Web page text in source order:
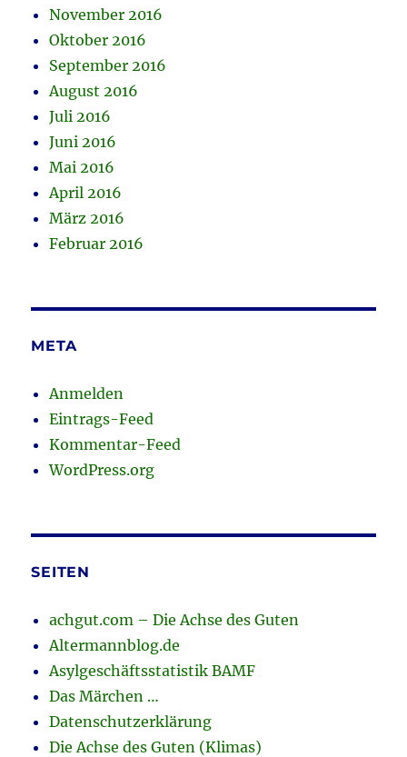
November 2016
Oktober 2016
September 2016
August 2016
Juli 2016
Juni 2016
Mai 2016
April 2016
März 2016
Februar 2016
META
Anmelden
Eintrags-Feed
Kommentar-Feed
WordPress.org
SEITEN
achgut.com – Die Achse des Guten
Altermannblog.de
Asylgeschäftsstatistik BAMF
Das Märchen …
Datenschutzerklärung
Die Achse des Guten (Klimas)